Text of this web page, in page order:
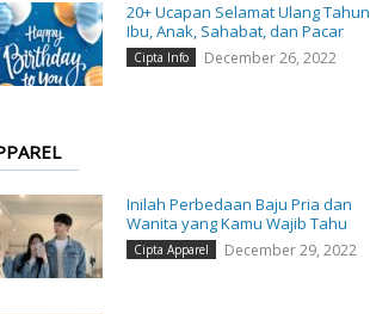
20+ Ucapan Selamat Ulang Tahun
Ibu, Anak, Sahabat, dan Pacar
Cipta Info December 26, 2022
Inilah Perbedaan Baju Pria dan
Wanita yang Kamu Wajib Tahu
Cipta Apparel December 29, 2022